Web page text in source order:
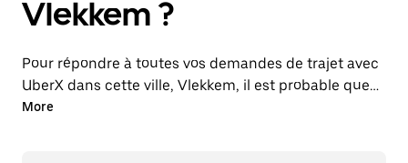
Vlekkem ?
Pour répondre à toutes vos demandes de trajet avec
UberX dans cette ville, Vlekkem, il est probable que
nous vous mettions en relation avec un chauffeur de
More